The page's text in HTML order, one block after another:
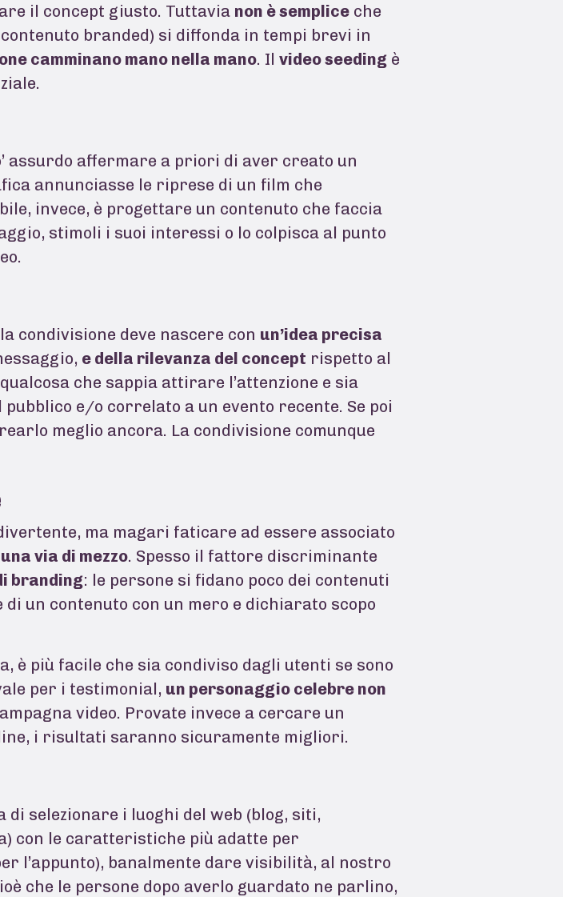
il concept giusto. Tuttavia non è semplice che
branded) si diffonda in tempi brevi in
camminano mano nella mano. Il video seeding è
assurdo affermare a priori di aver creato un
annunciasse le riprese di un film che
invece, è progettare un contenuto che faccia
stimoli i suoi interessi o lo colpisca al punto
condivisione deve nascere con un’idea precisa
e della rilevanza del concept rispetto al
che sappia attirare l’attenzione e sia
e/o correlato a un evento recente. Se poi
meglio ancora. La condivisione comunque
ma magari faticare ad essere associato
via di mezzo. Spesso il fattore discriminante
branding: le persone si fidano poco dei contenuti
un contenuto con un mero e dichiarato scopo
è più facile che sia condiviso dagli utenti se sono
per i testimonial, un personaggio celebre non
video. Provate invece a cercare un
i risultati saranno sicuramente migliori.
di selezionare i luoghi del web (blog, siti,
con le caratteristiche più adatte per
l’appunto), banalmente dare visibilità, al nostro
che le persone dopo averlo guardato ne parlino,